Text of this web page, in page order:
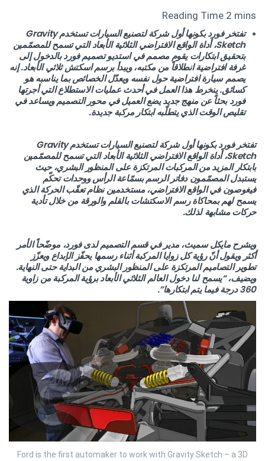
تفتخر فورد بكونها أول شركة لتصنيع السيارات تستخدم Gravity
Sketch، أداة الواقع الافتراضي الثلاثية الأبعاد التي تسمح للمصمّمين
بتحقيق ابتكارات يقوم مصمم في استديو تصميم فورد بالدخول إلى
غرفة افتراضية انطلاقاً من مكتبه، ويبدأ برسم اسكتش ثلاثي الأبعاد. إنه
يصمم سيارة افتراضية حول نفسه ويعدّل الخصائص بما يناسبه هو
كسائق. ينخرط هذا العمل في أحدث عمليات الاستطلاع التي أجرتها
فورد بحثاً عن منهج جديد يضع العميل في محور التصميم ويساعد في
تقليص الوقت الذي يتطلّبه ابتكار مركبة جديدة.
تفتخر فورد بكونها أول شركة لتصنيع السيارات تستخدم Gravity
Sketch، أداة الواقع الافتراضي الثلاثية الأبعاد التي تسمح للمصمّمين
بابتكار المزيد من المركبات المرتكزة على المنظور البشري، حيث
يستبدل المصمّمون دفاتر الرسم بسمّاعة الرأس ووحدات تحكّم
فيغوصون في الواقع الافتراضي، مستخدمين نظام تعقّب الحركة الذي
يسمح لهم بمحاكاة رسم الاسكتشات بالقلم والورقة من خلال تأدية
حركات مشابهة لذلك.
ويشرح مايكل سميث، مدير في قسم التصميم لدى فورد، موضّحاً الأمر
أكثر ويقول أنّ رؤية كل زوايا المركبة أثناء رسمها يحفّز الإبداع ويعزّز
تطوير التصاميم المرتكزة على المنظور البشري من البداية حتى النهاية.
ويضيف، “يسمح لنا دخول العالم الثلاثي الأبعاد برؤية المركبة من زاوية
360 درجة فيما يتم ابتكارها”.
Ford is the first automaker to work with Gravity Sketch – a 3D